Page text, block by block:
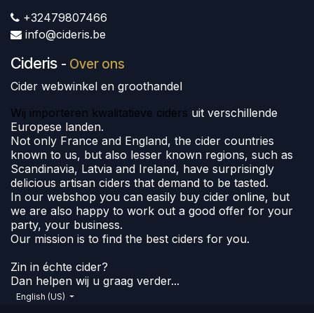
+32479807466
info@cideris.be
Cideris - Over ons
Cider webwinkel en groothandel
Wij importeren kwalitatieve ciders uit verschillende
Europese landen.
Not only France and England, the cider countries
known to us, but also lesser known regions, such as
Scandinavia, Latvia and Ireland, have surprisingly
delicious artisan ciders that demand to be tasted.
In our webshop you can easily buy cider online, but
we are also happy to work out a good offer for your
party, your business.
Our mission is to find the best ciders for you.
Zin in échte cider?
Dan helpen wij u graag verder...
English (US)